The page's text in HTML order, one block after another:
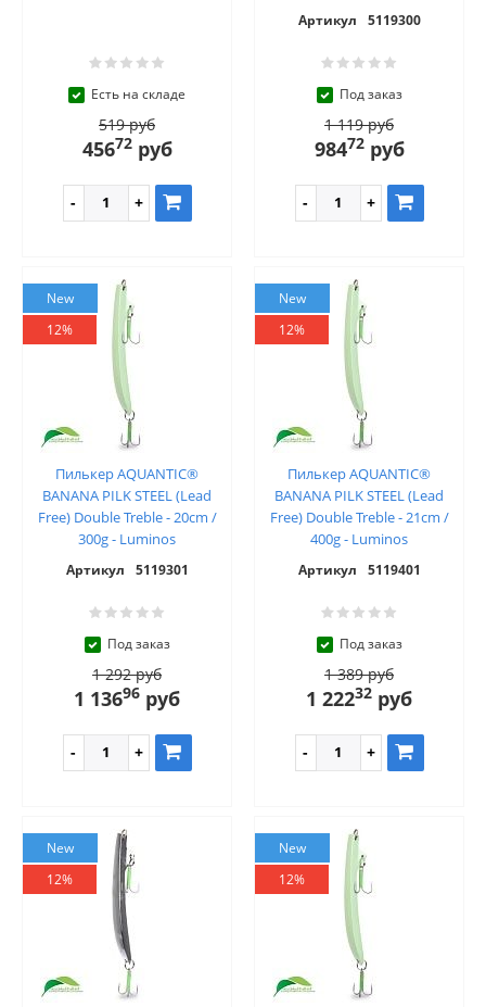
Есть на складе
519 руб
45672руб
Артикул 5119300
Под заказ
1 119 руб
98472руб
New
12%
Пилькер AQUANTIC®
BANANA PILK STEEL (Lead
Free) Double Treble - 20cm /
300g - Luminos
Артикул 5119301
Под заказ
1 292 руб
1 13696 руб
New
12%
Пилькер AQUANTIC®
BANANA PILK STEEL (Lead
Free) Double Treble - 21cm /
400g - Luminos
Артикул 5119401
Под заказ
1 389 руб
1 22232 руб
New
12%
New
12%